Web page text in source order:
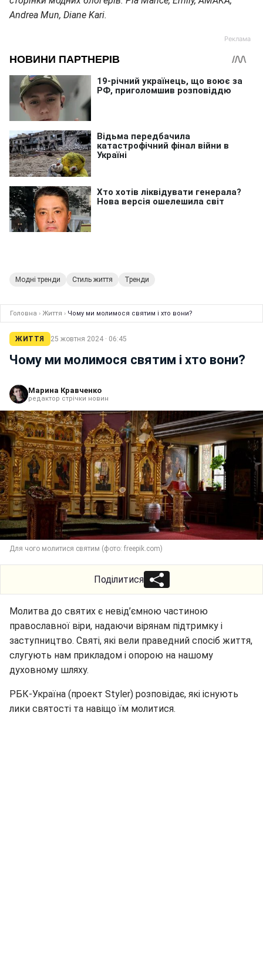
Andrea Mun, Diane Kari.
Модні тренди Стиль життя Тренди
Головна › Життя › Чому ми молимося святим і хто вони?
ЖИТТЯ 25 жовтня 2024 · 06:45
Чому ми молимося святим і хто вони?
Марина Кравченко
редактор стрічки новин
Для чого молитися святим (фото: freepik.com)
Поділитися
Молитва до святих є невід’ємною частиною
православної віри, надаючи вірянам підтримку і
заступництво. Святі, які вели праведний спосіб життя,
слугують нам прикладом і опорою на нашому
духовному шляху.
РБК-Україна (проект Styler) розповідає, які існують
лики святості та навіщо їм молитися.